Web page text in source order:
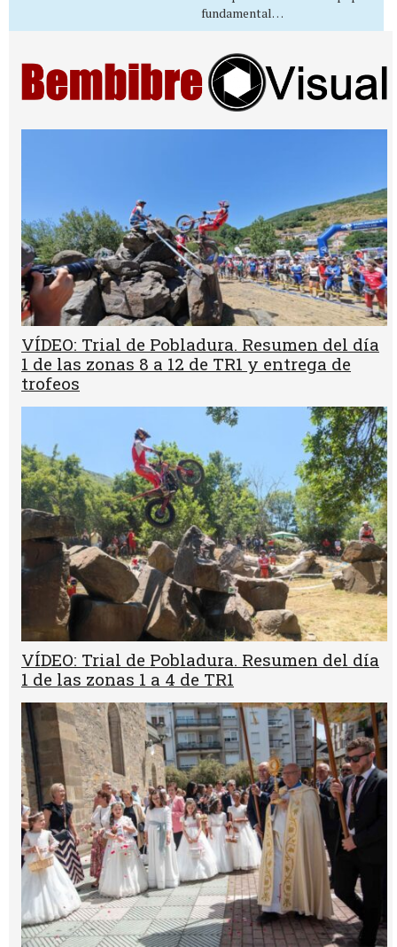
fundamental…
VÍDEO: Trial de Pobladura. Resumen del día
1 de las zonas 8 a 12 de TR1 y entrega de
trofeos
VÍDEO: Trial de Pobladura. Resumen del día
1 de las zonas 1 a 4 de TR1